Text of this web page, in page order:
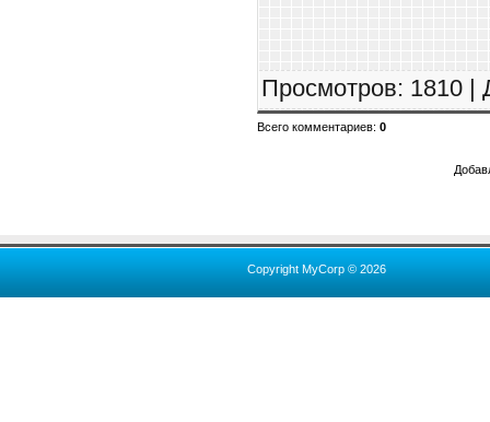
Просмотров: 1810 |
Всего комментариев: 0
Copyright MyCorp © 2026